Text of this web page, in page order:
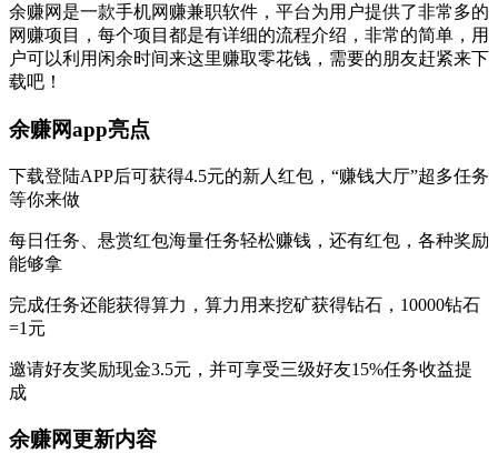
余赚网是一款手机网赚兼职软件，平台为用户提供了非常多的
网赚项目，每个项目都是有详细的流程介绍，非常的简单，用
户可以利用闲余时间来这里赚取零花钱，需要的朋友赶紧来下
载吧！
余赚网app亮点
下载登陆APP后可获得4.5元的新人红包，“赚钱大厅”超多任务
等你来做
每日任务、悬赏红包海量任务轻松赚钱，还有红包，各种奖励
能够拿
完成任务还能获得算力，算力用来挖矿获得钻石，10000钻石
=1元
邀请好友奖励现金3.5元，并可享受三级好友15%任务收益提
成
余赚网更新内容